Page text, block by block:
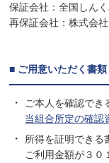
保証会社：全国しん
再保証会社：株式会
■ ご用意いただく書類
ご本人を確認でき
当組合所定の確認
所得を証明できる
ご利用金額が３０